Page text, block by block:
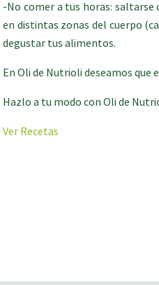
-No comer a tus horas:
en distintas zonas del cuerpo
degustar tus alimentos.
En Oli de Nutrioli deseamos que
Hazlo a tu modo con Oli de
Ver Recetas